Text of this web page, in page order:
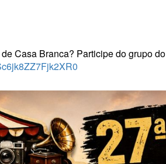
Casa Branca? Participe do grupo